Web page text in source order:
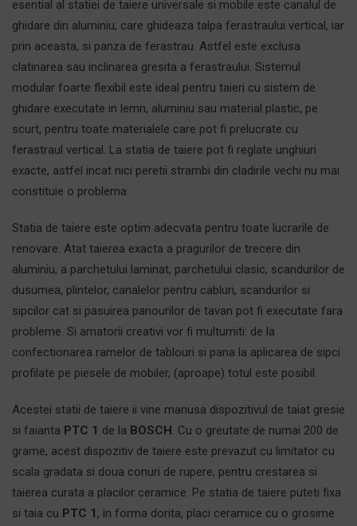
esential al statiei de taiere universale si mobile este canalul de
ghidare din aluminiu, care ghideaza talpa ferastraului vertical, iar
prin aceasta, si panza de ferastrau. Astfel este exclusa
clatinarea sau inclinarea gresita a ferastraului. Sistemul
modular foarte flexibil este ideal pentru taieri cu sistem de
ghidare executate in lemn, aluminiu sau material plastic, pe
scurt, pentru toate materialele care pot fi prelucrate cu
ferastraul vertical. La statia de taiere pot fi reglate unghiuri
exacte, astfel incat nici peretii strambi din cladirile vechi nu mai
constituie o problema.
Statia de taiere este optim adecvata pentru toate lucrarile de
renovare. Atat taierea exacta a pragurilor de trecere din
aluminiu, a parchetului laminat, parchetului clasic, scandurilor de
dusumea, plintelor, canalelor pentru cabluri, scandurilor si
sipcilor cat si pasuirea panourilor de tavan pot fi executate fara
probleme. Si amatorii creativi vor fi multumiti: de la
confectionarea ramelor de tablouri si pana la aplicarea de sipci
profilate pe piesele de mobiler, (aproape) totul este posibil.
Acestei statii de taiere ii vine manusa dispozitivul de taiat gresie
si faianta PTC 1 de la BOSCH. Cu o greutate de numai 200 de
grame, acest dispozitiv de taiere este prevazut cu limitator cu
scala gradata si doua conuri de rupere, pentru crestarea si
taierea curata a placilor ceramice. Pe statia de taiere puteti fixa
si taia cu PTC 1 , in forma dorita, placi ceramice cu o grosime